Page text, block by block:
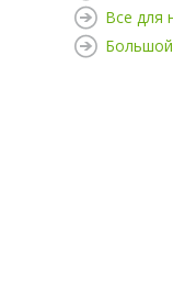
Все для
Большой